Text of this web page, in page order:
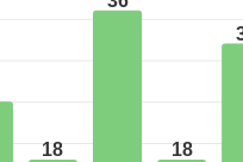
18 18